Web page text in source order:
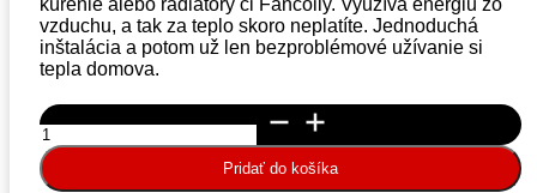
vzduchu, a tak za teplo skoro neplatíte. Jednoduchá
inštalácia a potom už len bezproblémové užívanie si
tepla domova.
množstvo
Tepelné
čerpadlo
AUX
Pridať do košíka